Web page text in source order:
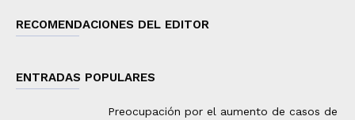
RECOMENDACIONES DEL EDITOR
ENTRADAS POPULARES
Preocupación por el aumento de casos de